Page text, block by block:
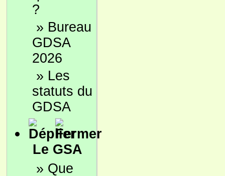
?
» Bureau
GDSA
2026
» Les
statuts du
GDSA
Le GSA
» Que